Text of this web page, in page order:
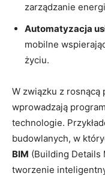
zarządzanie
Automatyzacja
mobilne
życiu.
W związku z rosnącą
wprowadzają
technologie.
budowlanych, w
BIM (Building Details
tworzenie